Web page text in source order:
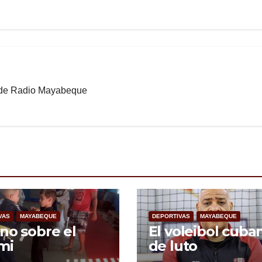
Radio Mayabeque
MAYABEQUE
sobre el
DEPORTIVAS MAYABEQUE
El voleibol
de luto